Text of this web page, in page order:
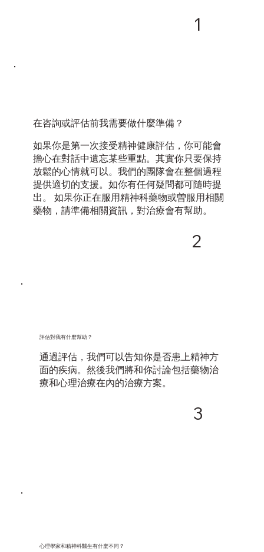
1
通過評估，我們可以告知你是否患上精神方
面的疾病。然後我們將和你討論包括藥物治
療和心理治療在內的治療方案。
​評估對我有什麼幫助？
3
如果你是第一次接受精神健康評估，你可能會
擔心在對話中遺忘某些重點。其實你只要保持
放鬆的心情就可以。我們的團隊會在整個過程
提供適切的支援。如你有任何疑問都可隨時提
出。 如果你正在服用精神科藥物或曽服用相關
藥物，請準備相關資訊，對治療會有幫助。
在咨詢或評估前我需要做什麼準備？
2
心理學家和精神科醫生有什麼不同？